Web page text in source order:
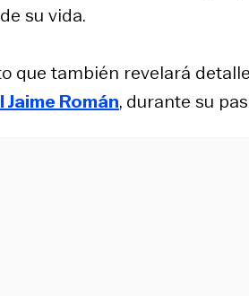
su vida.
que también revelará
Román, durante su